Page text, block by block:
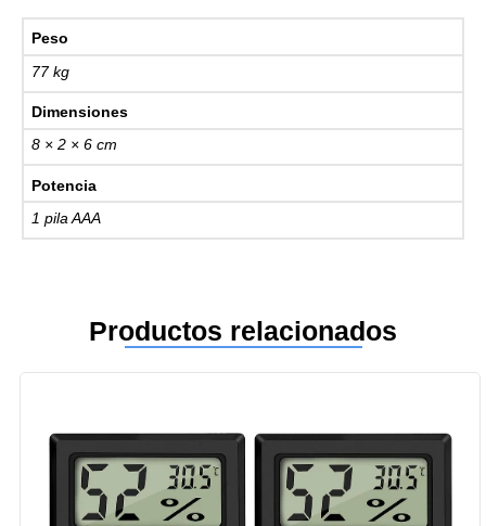
Peso
77 kg
Dimensiones
8 × 2 × 6 cm
Potencia
1 pila AAA
Productos relacionados